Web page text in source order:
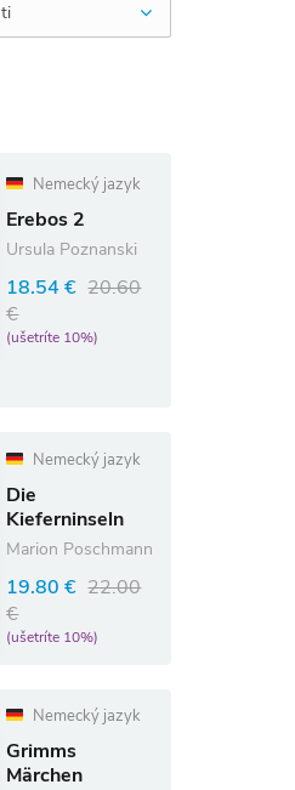
Nemecký jazyk
Erebos 2
Ursula Poznanski
18.54 € 20.60
€
(ušetríte 10%)
Nemecký jazyk
Die
Kieferninseln
Marion Poschmann
19.80 € 22.00
€
(ušetríte 10%)
Nemecký jazyk
Grimms
Märchen